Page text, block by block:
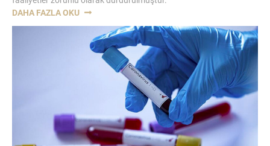
DAHA FAZLA OKU“COVID-
19
SALGINININ
İŞYERI
SÖZLEŞMELERINE
HUKUKU
VE